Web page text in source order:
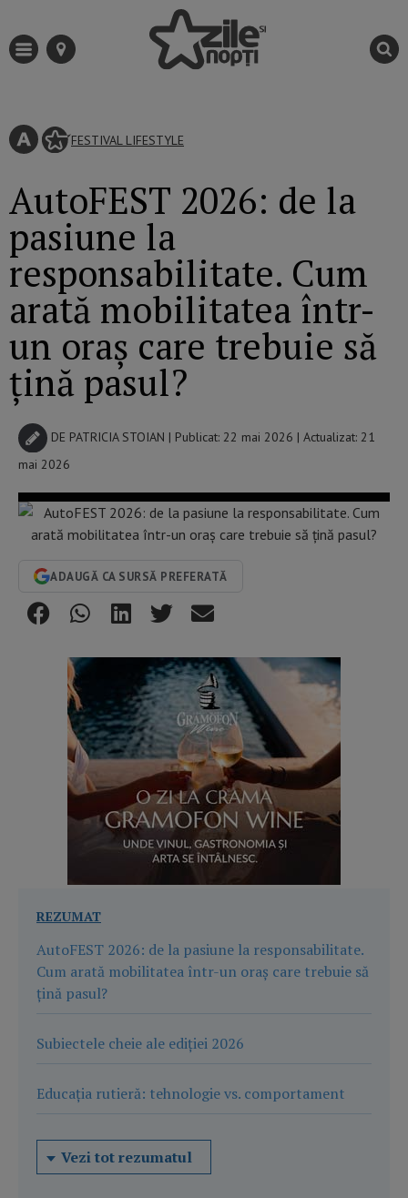
FESTIVAL LIFESTYLE
AutoFEST 2026: de la
pasiune la
responsabilitate. Cum
arată mobilitatea într-
un oraș care trebuie să
țină pasul?
DE PATRICIA STOIAN | Publicat: 22 mai 2026 | Actualizat: 21
mai 2026
ADAUGĂ CA SURSĂ PREFERATĂ
REZUMAT
AutoFEST 2026: de la pasiune la responsabilitate.
Cum arată mobilitatea într-un oraș care trebuie să
țină pasul?
Subiectele cheie ale ediției 2026
Educația rutieră: tehnologie vs. comportament
Vezi tot rezumatul